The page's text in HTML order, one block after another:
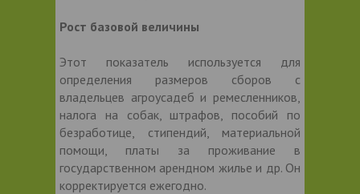
Рост базовой величины
Этот показатель используется для
определения размеров сборов с
владельцев агроусадеб и ремесленников,
налога на собак, штрафов, пособий по
безработице, стипендий, материальной
помощи, платы за проживание в
государственном арендном жилье и др. Он
корректируется ежегодно.